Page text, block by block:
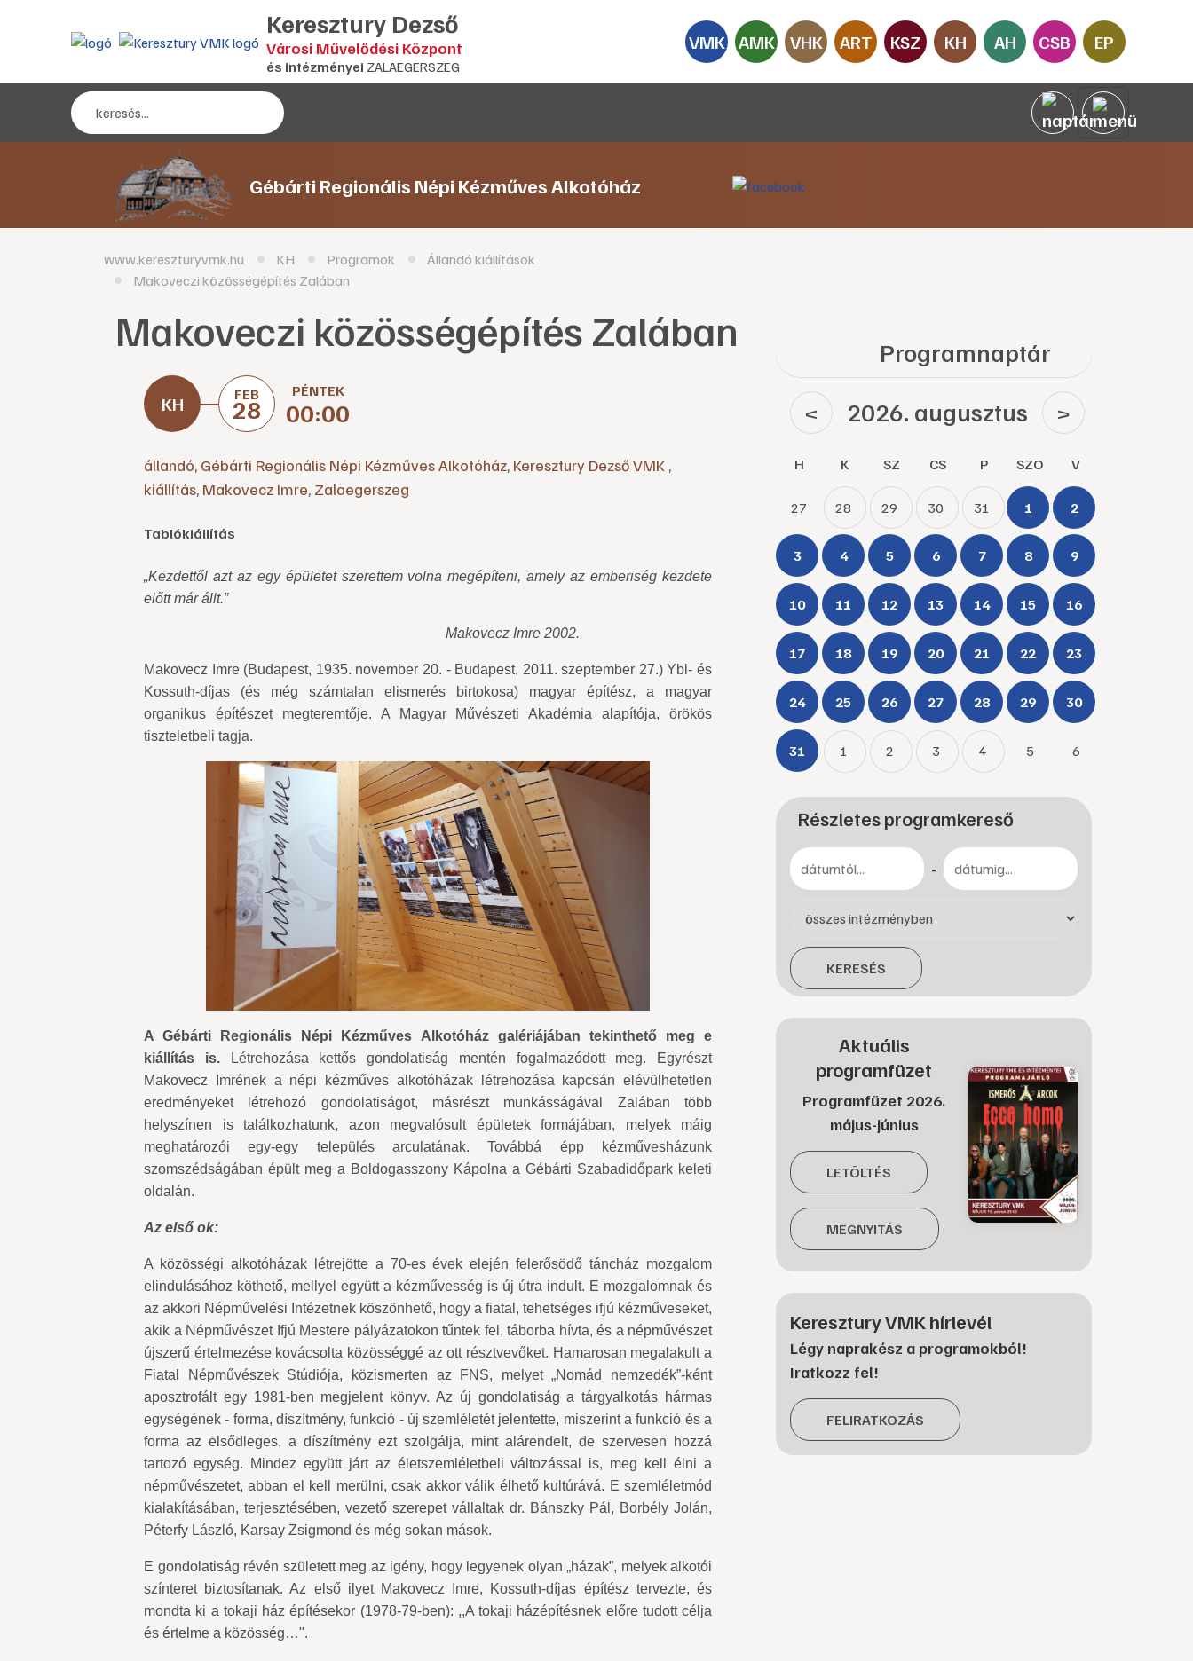
Keresztury Dezső
Városi Művelődési Központ
és intézményei ZALAEGERSZEG
VMK AMK VHK ART KSZ KH AH CSB EP
Gébárti Regionális Népi Kézműves Alkotóház
www.kereszturyvmk.hu KH Programok
Állandó kiállítások
Makoveczi közösségépítés Zalában
Makoveczi közösségépítés Zalában
FEB
28
PÉNTEK
00:00
állandó, Gébárti Regionális Népi Kézműves Alkotóház, Keresztury Dezső VMK ,
kiállítás, Makovecz Imre, Zalaegerszeg
Tablókiállítás
„Kezdettől azt az egy épületet szerettem volna megépíteni, amely az emberiség kezdete
előtt már állt.”
Makovecz Imre 2002.
Makovecz Imre (Budapest, 1935. november 20. - Budapest, 2011. szeptember 27.) Ybl- és
Kossuth-díjas (és még számtalan elismerés birtokosa) magyar építész, a magyar
organikus építészet megteremtője. A Magyar Művészeti Akadémia alapítója, örökös
tiszteletbeli tagja.
A Gébárti Regionális Népi Kézműves Alkotóház galériájában tekinthető meg e
kiállítás is.Létrehozása kettős gondolatiság mentén fogalmazódott meg. Egyrészt
Makovecz Imrének a népi kézműves alkotóházak létrehozása kapcsán elévülhetetlen
eredményeket létrehozó gondolatiságot, másrészt munkásságával Zalában több
helyszínen is találkozhatunk, azon megvalósult épületek formájában, melyek máig
meghatározói egy-egy település arculatának. Továbbá épp kézművesházunk
szomszédságában épült meg a Boldogasszony Kápolna a Gébárti Szabadidőpark keleti
oldalán.
Az első ok:
A közösségi alkotóházak létrejötte a 70-es évek elején felerősödő táncház mozgalom
elindulásához köthető, mellyel együtt a kézművesség is új útra indult. E mozgalomnak és
az akkori Népművelési Intézetnek köszönhető, hogy a fiatal, tehetséges ifjú kézműveseket,
akik a Népművészet Ifjú Mestere pályázatokon tűntek fel, táborba hívta, és a népművészet
újszerű értelmezése kovácsolta közösséggé az ott résztvevőket. Hamarosan megalakult a
Fiatal Népművészek Stúdiója, közismerten az FNS, melyet „Nomád nemzedék”-ként
aposztrofált egy 1981-ben megjelent könyv. Az új gondolatiság a tárgyalkotás hármas
egységének - forma, díszítmény, funkció - új szemléletét jelentette, miszerint a funkció és a
forma az elsődleges, a díszítmény ezt szolgálja, mint alárendelt, de szervesen hozzá
tartozó egység. Mindez együtt járt az életszemléletbeli változással is, meg kell élni a
népművészetet, abban el kell merülni, csak akkor válik élhető kultúrává. E szemléletmód
kialakításában, terjesztésében, vezető szerepet vállaltak dr. Bánszky Pál, Borbély Jolán,
Péterfy László, Karsay Zsigmond és még sokan mások.
E gondolatiság révén született meg az igény, hogy legyenek olyan „házak”, melyek alkotói
színteret biztosítanak. Az első ilyet Makovecz Imre, Kossuth-díjas építész tervezte, és
mondta ki a tokaji ház építésekor (1978-79-ben): ,,A tokaji házépítésnek előre tudott célja
és értelme a közösség…".
Programnaptár
< 2026. augusztus >
H K SZ CS P SZO V
27 28 29 30 31 1 2
3 4 5 6 7 8 9
10 11 12 13 14 15 16
17 18 19 20 21 22 23
24 25 26 27 28 29 30
31 1 2 3 4 5 6
Részletes programkereső
-
KERESÉS
Aktuális
programfüzet
Programfüzet 2026.
május-június
LETÖLTÉS
MEGNYITÁS
Keresztury VMK hírlevél
Légy naprakész a programokból!
Iratkozz fel!
FELIRATKOZÁS